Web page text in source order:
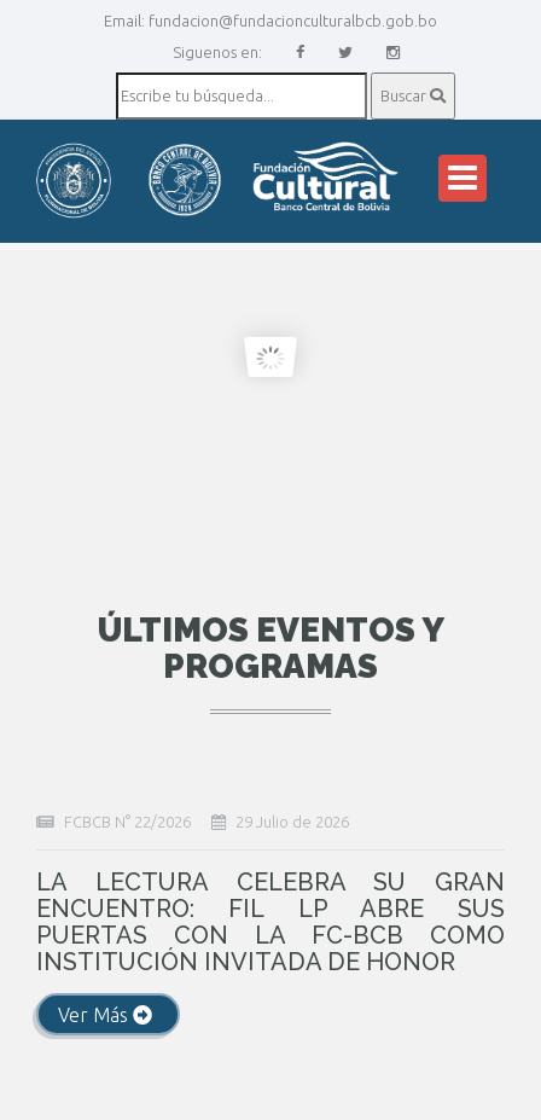
Email: fundacion@fundacionculturalbcb.gob.bo
Siguenos en:
Buscar
ÚLTIMOS EVENTOS Y
PROGRAMAS
FCBCB N° 22/2026 29 Julio de 2026
LA LECTURA CELEBRA SU GRAN
ENCUENTRO: FIL LP ABRE SUS
PUERTAS CON LA FC-BCB COMO
INSTITUCIÓN INVITADA DE HONOR
Ver Más